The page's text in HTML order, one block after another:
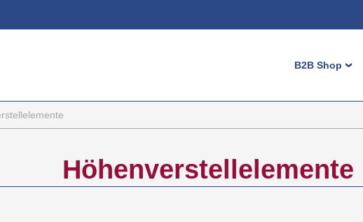
Benutzername
Passwort
Stopfen
B2B Shop›
Höhenverstellelemente